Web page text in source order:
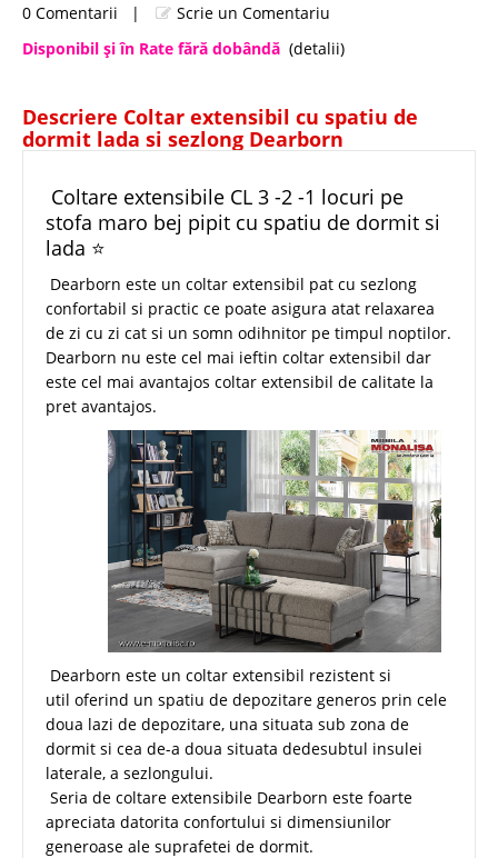
0 Comentarii |
Scrie un Comentariu
Disponibil şi în Rate fără dobândă (detalii)
Descriere Coltar extensibil cu spatiu de
dormit lada si sezlong Dearborn
Coltare extensibile CL 3 -2 -1 locuri pe
stofa maro bej pipit cu spatiu de dormit si
lada ⭐
Dearborn este un coltar extensibil pat cu sezlong
confortabil si practic ce poate asigura atat relaxarea
de zi cu zi cat si un somn odihnitor pe timpul noptilor.
Dearborn nu este cel mai ieftin coltar extensibil dar
este cel mai avantajos coltar extensibil de calitate la
pret avantajos.
Dearborn este un coltar extensibil rezistent si
util oferind un spatiu de depozitare generos prin cele
doua lazi de depozitare, una situata sub zona de
dormit si cea de-a doua situata dedesubtul insulei
laterale, a sezlongului.
Seria de coltare extensibile Dearborn este foarte
apreciata datorita confortului si dimensiunilor
generoase ale suprafetei de dormit.